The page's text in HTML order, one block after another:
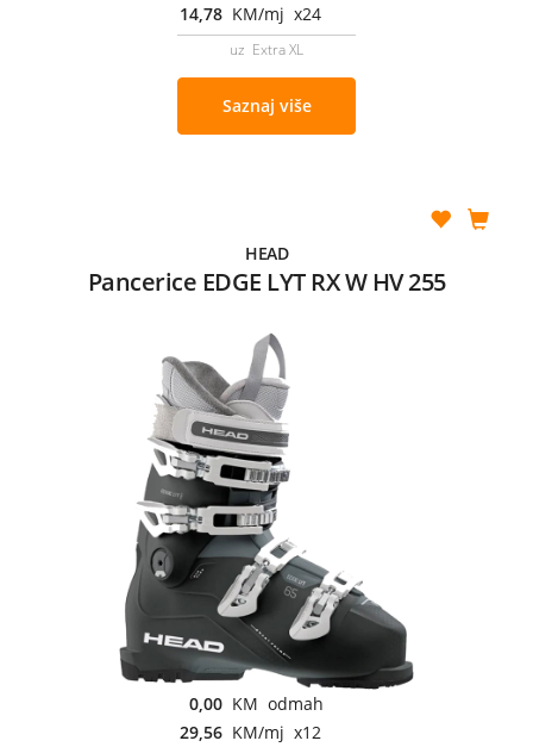
14,78 KM/mj x24
uz Extra XL
Saznaj više
HEAD
Pancerice EDGE LYT RX W HV 255
0,00 KM odmah
29,56 KM/mj x12